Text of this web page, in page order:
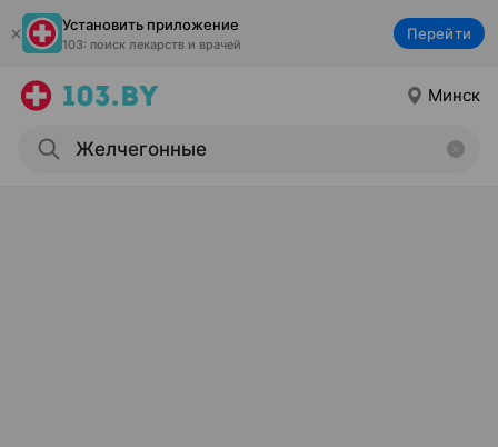
Установить приложение
103: поиск лекарств и врачей
Перейти
Минск